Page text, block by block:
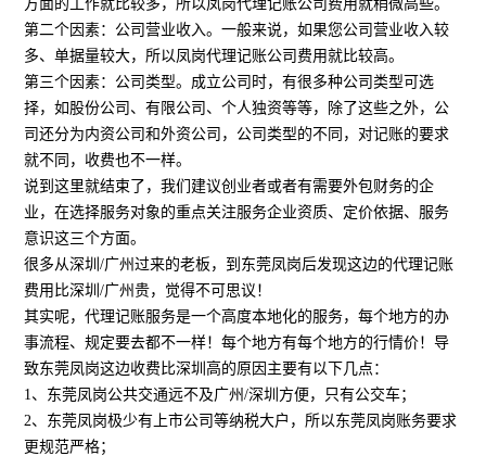
方面的工作就比较多，所以凤岗代理记账公司费用就稍微高些。
第二个因素：公司营业收入。一般来说，如果您公司营业收入较
多、单据量较大，所以凤岗代理记账公司费用就比较高。
第三个因素：公司类型。成立公司时，有很多种公司类型可选
择，如股份公司、有限公司、个人独资等等，除了这些之外，公
司还分为内资公司和外资公司，公司类型的不同，对记账的要求
就不同，收费也不一样。
说到这里就结束了，我们建议创业者或者有需要外包财务的企
业，在选择服务对象的重点关注服务企业资质、定价依据、服务
意识这三个方面。
很多从深圳/广州过来的老板，到东莞凤岗后发现这边的代理记账
费用比深圳/广州贵，觉得不可思议！
其实呢，代理记账服务是一个高度本地化的服务，每个地方的办
事流程、规定要去都不一样！每个地方有每个地方的行情价！导
致东莞凤岗这边收费比深圳高的原因主要有以下几点：
1、东莞凤岗公共交通远不及广州/深圳方便，只有公交车；
2、东莞凤岗极少有上市公司等纳税大户，所以东莞凤岗账务要求
更规范严格；